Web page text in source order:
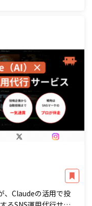
、Claudeの活用で投